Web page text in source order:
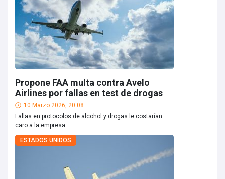
Propone FAA multa contra Avelo
Airlines por fallas en test de drogas
10 Marzo 2026, 20:08
Fallas en protocolos de alcohol y drogas le costarían
caro a la empresa
ESTADOS UNIDOS